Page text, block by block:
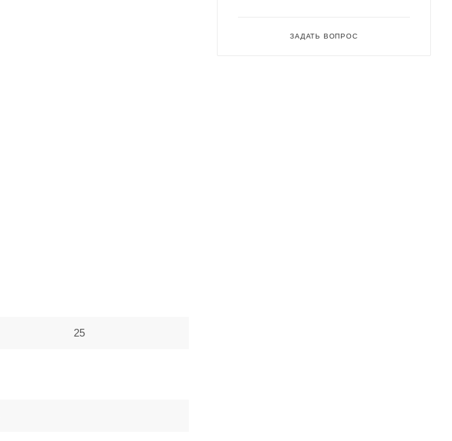
25
ЗАДАТЬ ВОПРОС